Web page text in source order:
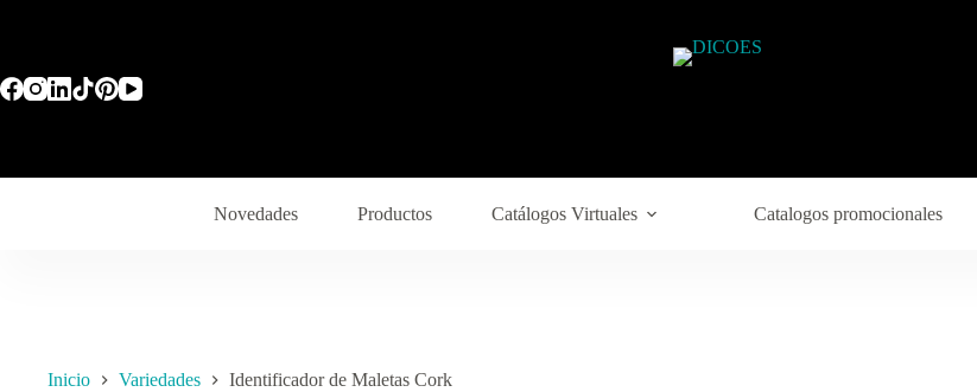
Novedades Productos Catálogos Virtuales Catalogos promocionales
Inicio Variedades Identificador de Maletas Cork